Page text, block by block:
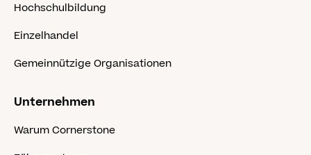
Hochschulbildung
Einzelhandel
Gemeinnützige Organisationen
Unternehmen
Warum Cornerstone